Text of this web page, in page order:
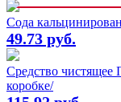
Сода
49.73 руб.
Средство чистящее
коробке/